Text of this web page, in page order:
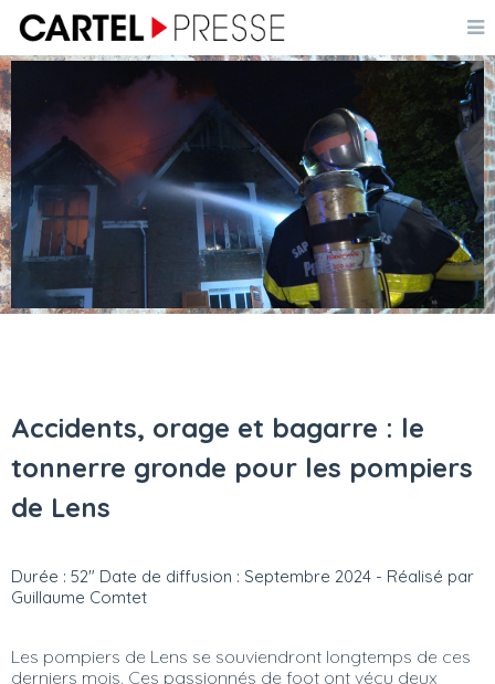
Accidents, orage et bagarre : le
tonnerre gronde pour les pompiers
de Lens
Durée : 52" Date de diffusion : Septembre 2024 - Réalisé par
Guillaume Comtet
Les pompiers de Lens se souviendront longtemps de ces
derniers mois. Ces passionnés de foot ont vécu deux